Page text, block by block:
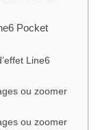
Pocket
Line6
ou zoomer
ou zoomer